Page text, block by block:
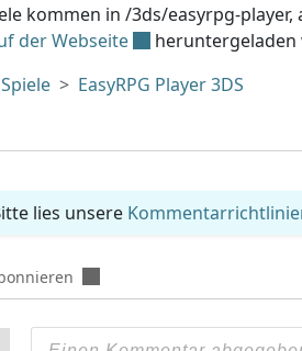
kommen in /3ds/easyrpg-player,
der Webseite
heruntergeladen
Spiele EasyRPG Player 3DS
lies unsere